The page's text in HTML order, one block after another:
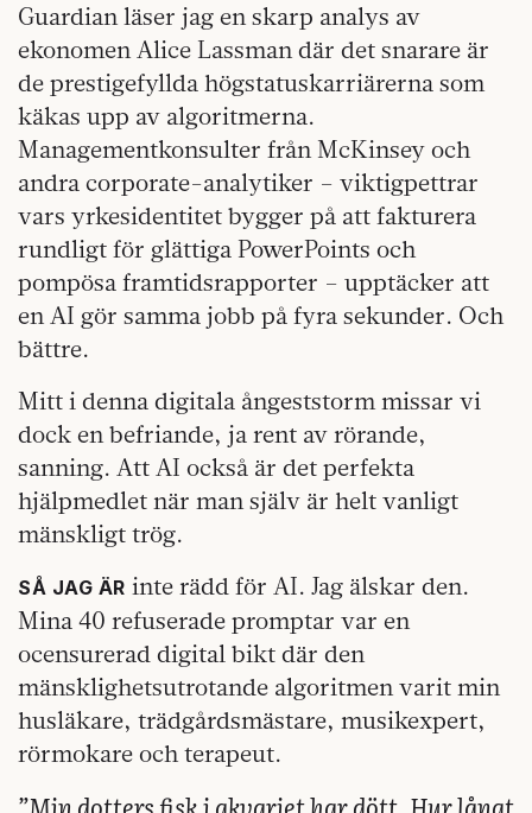
Guardian läser jag en skarp analys av
ekonomen Alice Lassman där det snarare är
de prestigefyllda högstatuskarriärerna som
käkas upp av algoritmerna.
Managementkonsulter från McKinsey och
andra corporate-analytiker – viktigpettrar
vars yrkesidentitet bygger på att fakturera
rundligt för glättiga PowerPoints och
pompösa framtidsrapporter – upptäcker att
en AI gör samma jobb på fyra sekunder. Och
bättre.
Mitt i denna digitala ångeststorm missar vi
dock en befriande, ja rent av rörande,
sanning. Att AI också är det perfekta
hjälpmedlet när man själv är helt vanligt
mänskligt trög.
SÅ JAG ÄR inte rädd för AI. Jag älskar den.
Mina 40 refuserade promptar var en
ocensurerad digital bikt där den
mänsklighetsutrotande algoritmen varit min
husläkare, trädgårdsmästare, musikexpert,
rörmokare och terapeut.